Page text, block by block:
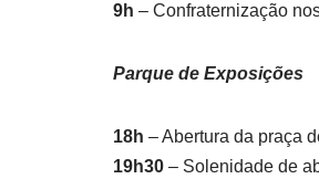
9h – Confraternização
Parque de Exposições
18h – Abertura da praça
19h30 – Solenidade de